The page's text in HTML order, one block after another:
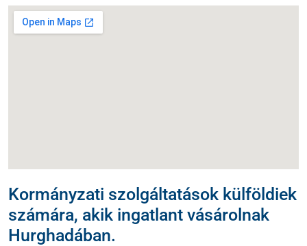
Kormányzati szolgáltatások külföldiek
számára, akik ingatlant vásárolnak
Hurghadában.